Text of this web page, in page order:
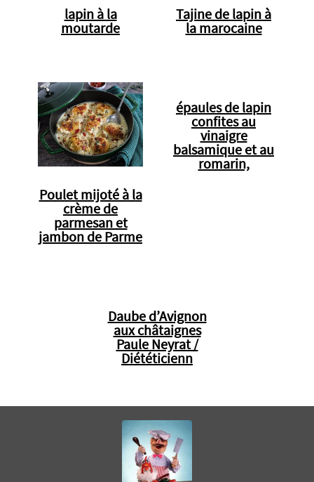
lapin à la
moutarde
Tajine de lapin à
la marocaine
Poulet mijoté à la
crème de
parmesan et
jambon de Parme
épaules de lapin
confites au
vinaigre
balsamique et au
romarin,
Daube d’Avignon
aux châtaignes
Paule Neyrat /
Diététicienn